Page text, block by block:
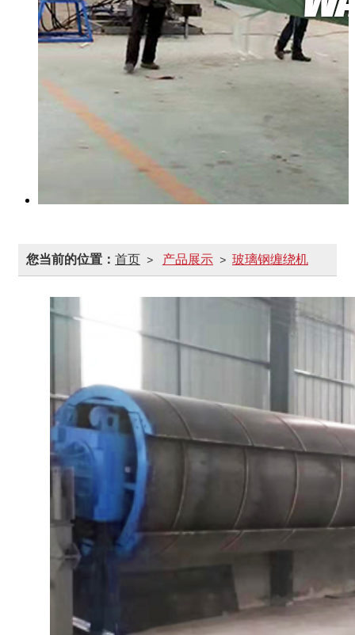
您当前的位置： 首页 > 产品展示 > 玻璃钢缠绕机